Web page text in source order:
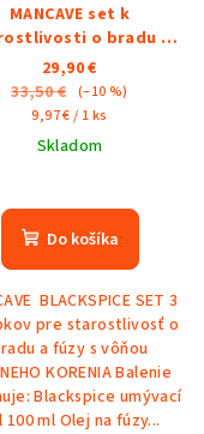
MANCAVE set k
o bradu a
fúzy
29,90 €
33,50 € (–10 %)
Jednotková
cena:
9,97 € / 1 ks
Skladom
Do košíka
BLACKSPICE SET 3
pre starostlivosť o
a fúzy s vôňou
KORENIA Balenie
Blackspice umývací
100 ml Olej na fúzy...